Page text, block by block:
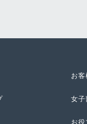
お
女子
お